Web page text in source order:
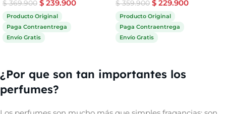
$369.900 $ 239.900
Producto Original
Paga Contraentrega
Envío Gratis
$359.900 $ 229.900
Producto Original
Paga Contraentrega
Envío Gratis
¿Por que son tan importantes los
perfumes?